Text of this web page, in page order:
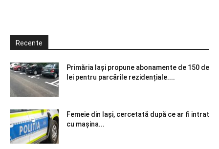
Recente
Primăria Iași propune abonamente de 150 de
lei pentru parcările rezidențiale....
Femeie din Iași, cercetată după ce ar fi intrat
cu mașina...